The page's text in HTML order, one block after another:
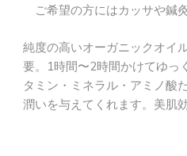
ご希望の方にはカッサや鍼
純度の高いオーガニックオイ
要。1時間〜2時間かけてゆっ
タミン・ミネラル・アミノ酸
潤いを与えてくれます。美肌